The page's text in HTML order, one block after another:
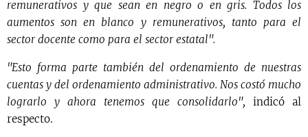
remunerativos y que sean en negro o en gris. Todos los
aumentos son en blanco y remunerativos, tanto para el
sector docente como para el sector estatal".
"Esto forma parte también del ordenamiento de nuestras
cuentas y del ordenamiento administrativo. Nos costó mucho
lograrlo y ahora tenemos que consolidarlo", indicó al
respecto.